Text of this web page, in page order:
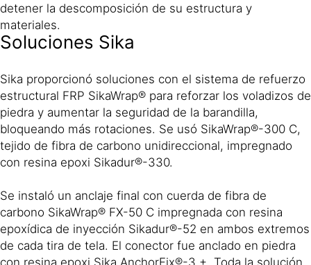
detener la descomposición de su estructura y
materiales.
Soluciones Sika
Sika proporcionó soluciones con el sistema de refuerzo
estructural FRP SikaWrap® para reforzar los voladizos de
piedra y aumentar la seguridad de la barandilla,
bloqueando más rotaciones. Se usó SikaWrap®-300 C,
tejido de fibra de carbono unidireccional, impregnado
con resina epoxi Sikadur®-330.
Se instaló un anclaje final con cuerda de fibra de
carbono SikaWrap® FX-50 C impregnada con resina
epoxídica de inyección Sikadur®-52 en ambos extremos
de cada tira de tela. El conector fue anclado en piedra
con resina epoxi Sika AnchorFix®-3 +. Toda la solución